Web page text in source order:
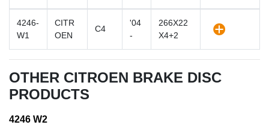
4246-
W1
CITR
OEN
C4
'04
-
266X22
X4+2
OTHER CITROEN BRAKE DISC
PRODUCTS
4246 W2